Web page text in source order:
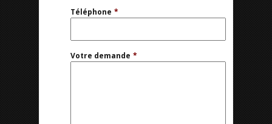
Téléphone *
Votre demande *